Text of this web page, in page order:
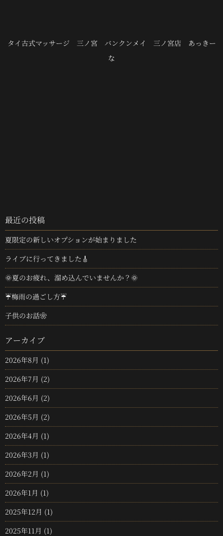
タイ古式マッサージ 三ノ宮 バンクンメイ 三ノ宮店 あっきー
な
最近の投稿
夏限定の新しいオプションが始まりました
ライブに行ってきました🎸
🌞夏のお疲れ、溜め込んでいませんか？🌞
☔梅雨の過ごし方☔
子供のお話❀
アーカイブ
2026年8月 (1)
2026年7月 (2)
2026年6月 (2)
2026年5月 (2)
2026年4月 (1)
2026年3月 (1)
2026年2月 (1)
2026年1月 (1)
2025年12月 (1)
2025年11月 (1)